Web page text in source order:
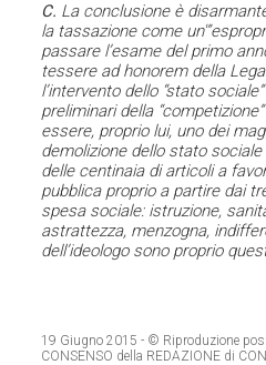
C. La conclusione è
la tassazione come
passare l’esame del primo
tessere ad honorem della
l’intervento dello “stato
preliminari della
essere, proprio lui, uno dei
demolizione dello stato
delle centinaia di articoli a
pubblica proprio a partire dai
spesa sociale: istruzione,
astrattezza, menzogna,
dell’ideologo sono proprio
19 Giugno 2015 - © Riproduzione
CONSENSO della REDAZIONE di